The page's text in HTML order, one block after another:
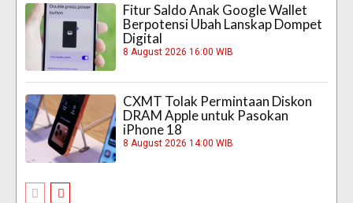
Fitur Saldo Anak Google Wallet
Berpotensi Ubah Lanskap Dompet
Digital
8 August 2026 16:00 WIB
CXMT Tolak Permintaan Diskon
DRAM Apple untuk Pasokan
iPhone 18
8 August 2026 14:00 WIB